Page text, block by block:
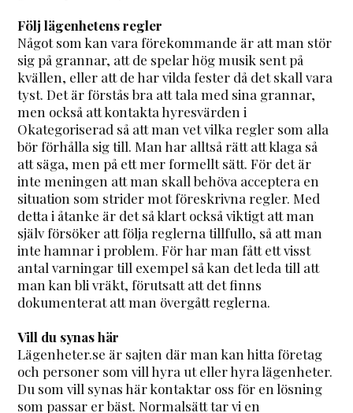
Följ lägenhetens regler
Något som kan vara förekommande är att man stör
sig på grannar, att de spelar hög musik sent på
kvällen, eller att de har vilda fester då det skall vara
tyst. Det är förstås bra att tala med sina grannar,
men också att kontakta hyresvärden i
Okategoriserad så att man vet vilka regler som alla
bör förhålla sig till. Man har alltså rätt att klaga så
att säga, men på ett mer formellt sätt. För det är
inte meningen att man skall behöva acceptera en
situation som strider mot föreskrivna regler. Med
detta i åtanke är det så klart också viktigt att man
själv försöker att följa reglerna tillfullo, så att man
inte hamnar i problem. För har man fått ett visst
antal varningar till exempel så kan det leda till att
man kan bli vräkt, förutsatt att det finns
dokumenterat att man övergått reglerna.
Vill du synas här
Lägenheter.se är sajten där man kan hitta företag
och personer som vill hyra ut eller hyra lägenheter.
Du som vill synas här kontaktar oss för en lösning
som passar er bäst. Normalsätt tar vi en